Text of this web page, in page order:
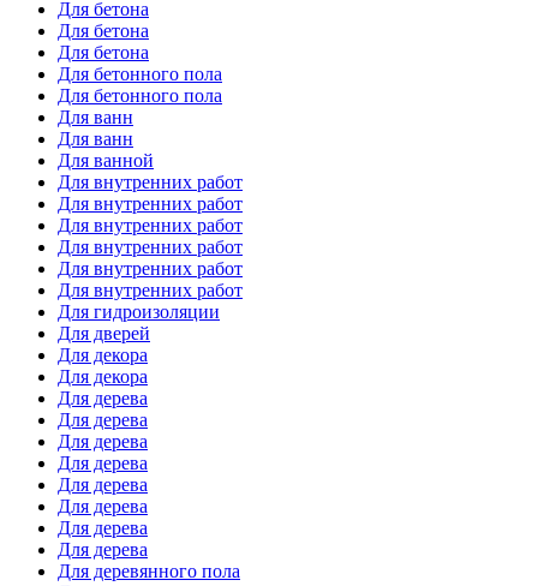
Для бетона
Для бетона
Для бетона
Для бетонного пола
Для бетонного пола
Для ванн
Для ванн
Для ванной
Для внутренних работ
Для внутренних работ
Для внутренних работ
Для внутренних работ
Для внутренних работ
Для внутренних работ
Для гидроизоляции
Для дверей
Для декора
Для декора
Для дерева
Для дерева
Для дерева
Для дерева
Для дерева
Для дерева
Для дерева
Для дерева
Для деревянного пола